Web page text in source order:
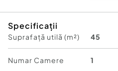
Suprafață:
45 mp utili și balcon
Beneficiile apartamentului:
Specificații
Suprafață utilă (m²) 45
Numar Camere 1